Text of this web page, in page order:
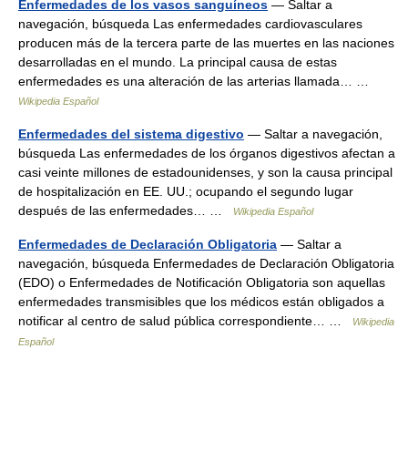
Enfermedades de los vasos sanguíneos — Saltar a
navegación, búsqueda Las enfermedades cardiovasculares
producen más de la tercera parte de las muertes en las naciones
desarrolladas en el mundo. La principal causa de estas
enfermedades es una alteración de las arterias llamada… …
Wikipedia Español
Enfermedades del sistema digestivo — Saltar a navegación,
búsqueda Las enfermedades de los órganos digestivos afectan a
casi veinte millones de estadounidenses, y son la causa principal
de hospitalización en EE. UU.; ocupando el segundo lugar
después de las enfermedades… …
Wikipedia Español
Enfermedades de Declaración Obligatoria — Saltar a
navegación, búsqueda Enfermedades de Declaración Obligatoria
(EDO) o Enfermedades de Notificación Obligatoria son aquellas
enfermedades transmisibles que los médicos están obligados a
notificar al centro de salud pública correspondiente… …
Wikipedia
Español